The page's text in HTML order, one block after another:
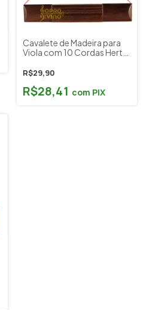
Cavalete de Madeira para
Viola com 10 Cordas Hertz
R$29,90
R$28,41 com PIX